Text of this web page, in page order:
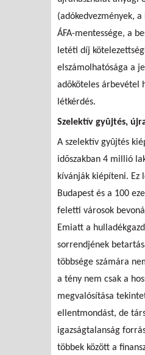
(adókedvezmények,
ÁFA-mentessége, a
letéti díj
elszámolhatósága a
adõköteles árbevétel
létkérdés.
Szelektív gyûjtés,
A szelektív gyûjtés
idõszakban 4 millió
kívánják kiépíteni. Ez
Budapest és a 100
feletti városok
Emiatt a
sorrendjének
többsége számára
a tény nem csak a
megvalósítása
ellentmondást, de
igazságtalanság
többek között a